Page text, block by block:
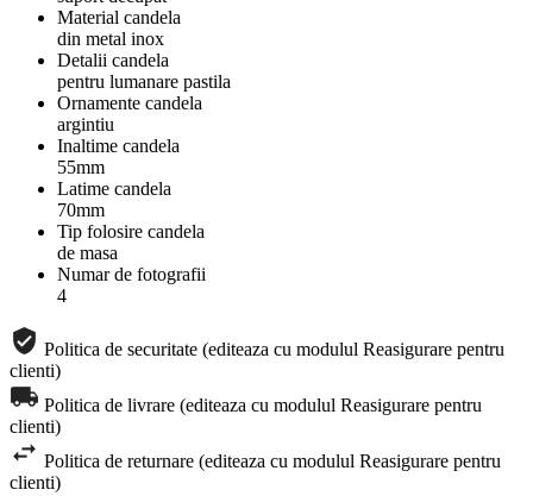
Material candela
din metal inox
Detalii candela
pentru lumanare pastila
Ornamente candela
argintiu
Inaltime candela
55mm
Latime candela
70mm
Tip folosire candela
de masa
Numar de fotografii
4
Politica de securitate (editeaza cu modulul Reasigurare pentru
clienti)
Politica de livrare (editeaza cu modulul Reasigurare pentru
clienti)
Politica de returnare (editeaza cu modulul Reasigurare pentru
clienti)